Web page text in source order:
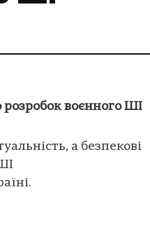
воєнного ШІ
а безпекові